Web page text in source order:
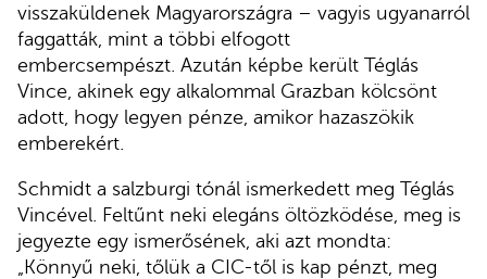
visszaküldenek Magyarországra – vagyis ugyanarról
faggatták, mint a többi elfogott
embercsempészt. Azután képbe került Téglás
Vince, akinek egy alkalommal Grazban kölcsönt
adott, hogy legyen pénze, amikor hazaszökik
emberekért.
Schmidt a salzburgi tónál ismerkedett meg Téglás
Vincével. Feltűnt neki elegáns öltözködése, meg is
jegyezte egy ismerősének, aki azt mondta:
„Könnyű neki, tőlük a CIC-től is kap pénzt, meg